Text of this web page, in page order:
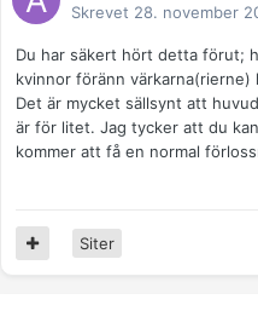
Skrevet 28. november
Du har säkert hört detta förut;
kvinnor föränn
Det är mycket sällsynt att
är för litet. Jag tycker att du
kommer att få en normal
Siter